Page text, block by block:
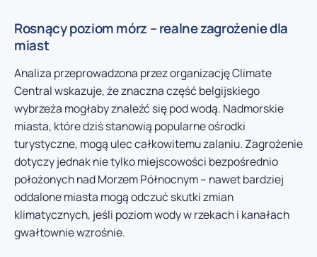
Rosnący poziom mórz – realne zagrożenie dla
miast
Analiza przeprowadzona przez organizację Climate
Central wskazuje, że znaczna część belgijskiego
wybrzeża mogłaby znaleźć się pod wodą. Nadmorskie
miasta, które dziś stanowią popularne ośrodki
turystyczne, mogą ulec całkowitemu zalaniu. Zagrożenie
dotyczy jednak nie tylko miejscowości bezpośrednio
położonych nad Morzem Północnym – nawet bardziej
oddalone miasta mogą odczuć skutki zmian
klimatycznych, jeśli poziom wody w rzekach i kanałach
gwałtownie wzrośnie.